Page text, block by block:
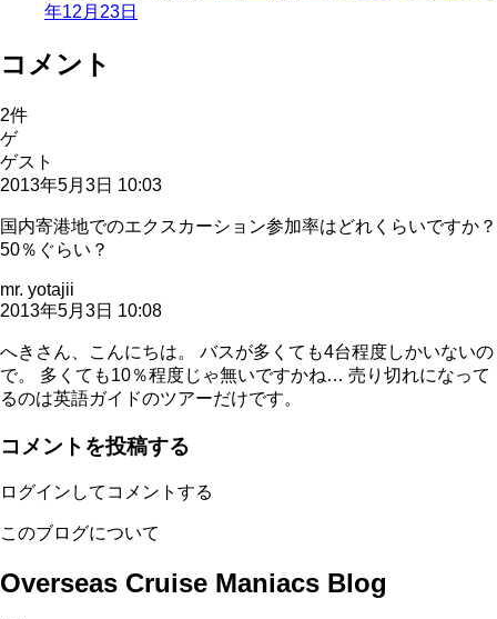
年12月23日
コメント
2件
ゲ
ゲスト
2013年5月3日 10:03
国内寄港地でのエクスカーション参加率はどれくらいですか？
50％ぐらい？
mr. yotajii
2013年5月3日 10:08
へきさん、こんにちは。 バスが多くても4台程度しかいないの
で。 多くても10％程度じゃ無いですかね… 売り切れになって
るのは英語ガイドのツアーだけです。
コメントを投稿する
ログインしてコメントする
このブログについて
Overseas Cruise Maniacs Blog